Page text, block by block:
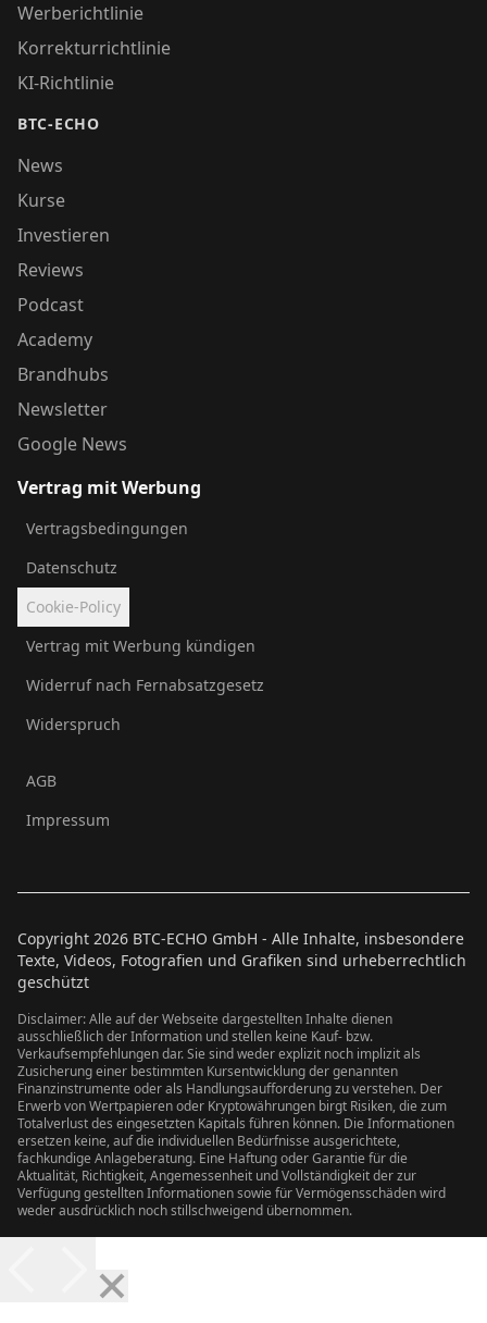
Werberichtlinie
Korrekturrichtlinie
KI-Richtlinie
BTC-ECHO
News
Kurse
Investieren
Reviews
Podcast
Academy
Brandhubs
Newsletter
Google News
Vertrag mit Werbung
Vertragsbedingungen
Datenschutz
Cookie-Policy
Vertrag mit Werbung kündigen
Widerruf nach Fernabsatzgesetz
Widerspruch
AGB
Impressum
Copyright 2026 BTC-ECHO GmbH - Alle Inhalte, insbesondere
Texte, Videos, Fotografien und Grafiken sind urheberrechtlich
geschützt
Disclaimer: Alle auf der Webseite dargestellten Inhalte dienen
ausschließlich der Information und stellen keine Kauf- bzw.
Verkaufsempfehlungen dar. Sie sind weder explizit noch implizit als
Zusicherung einer bestimmten Kursentwicklung der genannten
Finanzinstrumente oder als Handlungsaufforderung zu verstehen. Der
Erwerb von Wertpapieren oder Kryptowährungen birgt Risiken, die zum
Totalverlust des eingesetzten Kapitals führen können. Die Informationen
ersetzen keine, auf die individuellen Bedürfnisse ausgerichtete,
fachkundige Anlageberatung. Eine Haftung oder Garantie für die
Aktualität, Richtigkeit, Angemessenheit und Vollständigkeit der zur
Verfügung gestellten Informationen sowie für Vermögensschäden wird
weder ausdrücklich noch stillschweigend übernommen.